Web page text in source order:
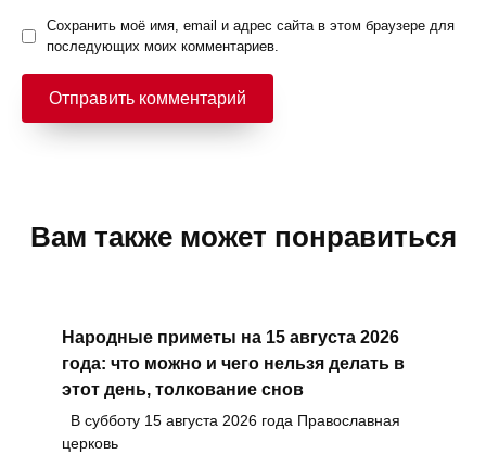
Сохранить моё имя, email и адрес сайта в этом браузере для
последующих моих комментариев.
Вам также может понравиться
Народные приметы на 15 августа 2026
года: что можно и чего нельзя делать в
этот день, толкование снов
В субботу 15 августа 2026 года Православная
церковь